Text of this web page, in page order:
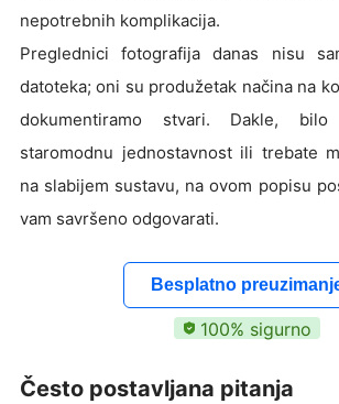
nepotrebnih komplikacija.
Preglednici fotografija danas nisu
datoteka; oni su produžetak načina na
dokumentiramo stvari. Dakle,
staromodnu jednostavnost ili trebate
na slabijem sustavu, na ovom popisu
vam savršeno odgovarati.
Besplatno
100% sigurno
Često postavljana pitanja